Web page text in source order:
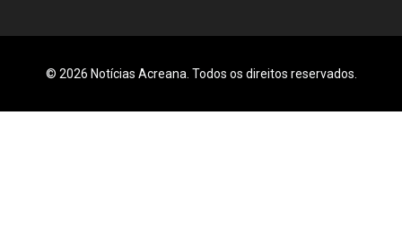
© 2026 Notícias Acreana. Todos os direitos reservados.